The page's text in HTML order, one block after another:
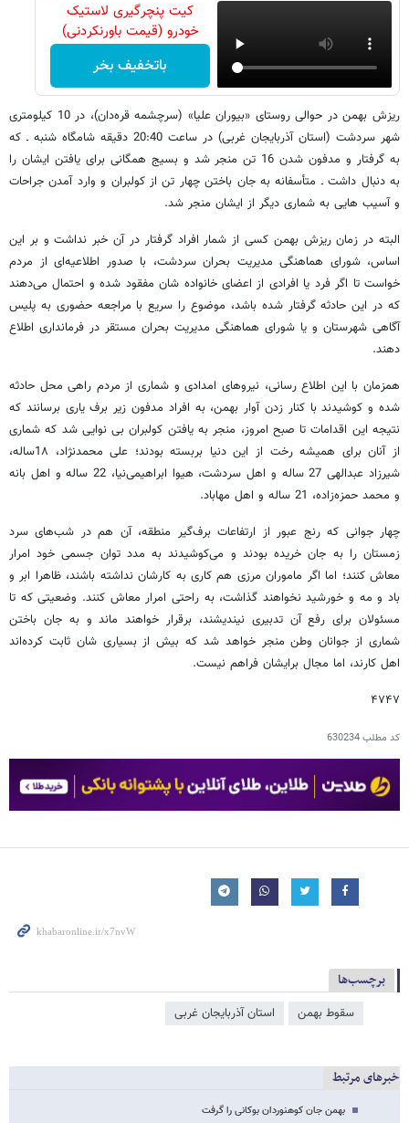
کیت پنچرگیری لاستیک
خودرو (قیمت باورنکردنی)
باتخفیف بخر
ریزش بهمن در حوالی روستای «بیوران علیا» (سرچشمه قره‌دان)، در 10 کیلومتری
شهر سردشت (استان آذربایجان غربی) در ساعت 20:40 دقیقه شامگاه شنبه ـ که
به گرفتار و مدفون شدن 16 تن منجر شد و بسیج همگانی برای یافتن ایشان را
به دنبال داشت ـ متأسفانه به جان باختن چهار تن از کولبران و وارد آمدن جراحات
و آسیب هایی به شماری دیگر از ایشان منجر شد.
البته در زمان ریزش بهمن کسی از شمار افراد گرفتار در آن خبر نداشت و بر این
اساس، شورای هماهنگی مدیریت بحران سردشت، با صدور اطلاعیه‌ای از مردم
خواست تا اگر فرد یا افرادی از اعضای خانواده ‌شان مفقود شده و احتمال می‌دهند
که در این حادثه گرفتار شده باشد، موضوع را سریع با مراجعه حضوری به پلیس
آگاهی شهرستان و یا شورای هماهنگی مدیریت بحران مستقر در فرمانداری اطلاع
دهند.
همزمان با این اطلاع رسانی، نیروهای امدادی و شماری از مردم راهی محل حادثه
شده و کوشیدند با کنار زدن آوار بهمن، به افراد مدفون زیر برف یاری برسانند که
نتیجه این اقدامات تا صبح امروز، منجر به یافتن کولبران بی نوایی شد که شماری
از آنان برای همیشه رخت از این دنیا بربسته بودند؛ علی محمدنژاد، 1٨ساله،
شیرزاد عبدالهی 27 ساله و اهل سردشت، هیوا ابراهیمی‌نیا، 22 ساله و اهل بانه
و محمد حمزه‌زاده، 21 ساله و اهل مهاباد.
چهار جوانی که رنج عبور از ارتفاعات برف‌گیر منطقه، آن هم در شب‌های سرد
زمستان را به جان خریده بودند و می‌کوشیدند به مدد توان جسمی خود امرار
معاش کنند؛ اما اگر ماموران مرزی هم کاری به کارشان نداشته باشند، ظاهرا ابر و
باد و مه و خورشید نخواهند گذاشت، به راحتی امرار معاش کنند. وضعیتی که تا
مسئولان برای رفع آن تدبیری نیندیشند، برقرار خواهند ماند و به جان باختن
شماری از جوانان وطن منجر خواهد شد که بیش از بسیاری شان ثابت کرده‌‎اند
اهل کارند، اما مجال برایشان فراهم نیست.
۴۷۴۷
کد مطلب630234
برچسب‌ها
سقوط بهمن استان آذربایجان غربی
خبرهای مرتبط
بهمن جان کوهنوردان بوکانی را گرفت